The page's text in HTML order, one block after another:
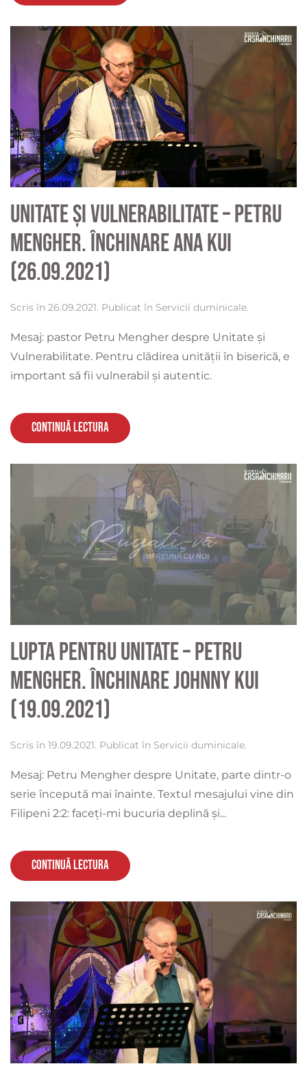
Unitate și vulnerabilitate – Petru
Mengher. Închinare Ana Kui
(26.09.2021)
Scris în 26.09.2021. Publicat în Servicii duminicale.
Mesaj: pastor Petru Mengher despre Unitate și
Vulnerabilitate. Pentru clădirea unității în biserică, e
important să fii vulnerabil și autentic.
Continuă lectura
Lupta pentru Unitate – Petru
Mengher. Închinare Johnny Kui
(19.09.2021)
Scris în 19.09.2021. Publicat în Servicii duminicale.
Mesaj: Petru Mengher despre Unitate, parte dintr-o
serie începută mai înainte. Textul mesajului vine din
Filipeni 2:2: faceţi-mi bucuria deplină şi...
Continuă lectura